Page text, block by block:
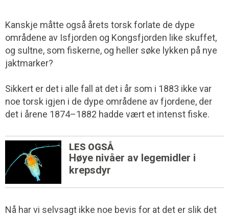
Kanskje måtte også årets torsk forlate de dype
områdene av Isfjorden og Kongsfjorden like skuffet,
og sultne, som fiskerne, og heller søke lykken på nye
jaktmarker?
Sikkert er det i alle fall at det i år som i 1883 ikke var
noe torsk igjen i de dype områdene av fjordene, der
det i årene 1874–1882 hadde vært et intenst fiske.
LES OGSÅ
Høye nivåer av legemidler i
krepsdyr
Nå har vi selvsagt ikke noe bevis for at det er slik det